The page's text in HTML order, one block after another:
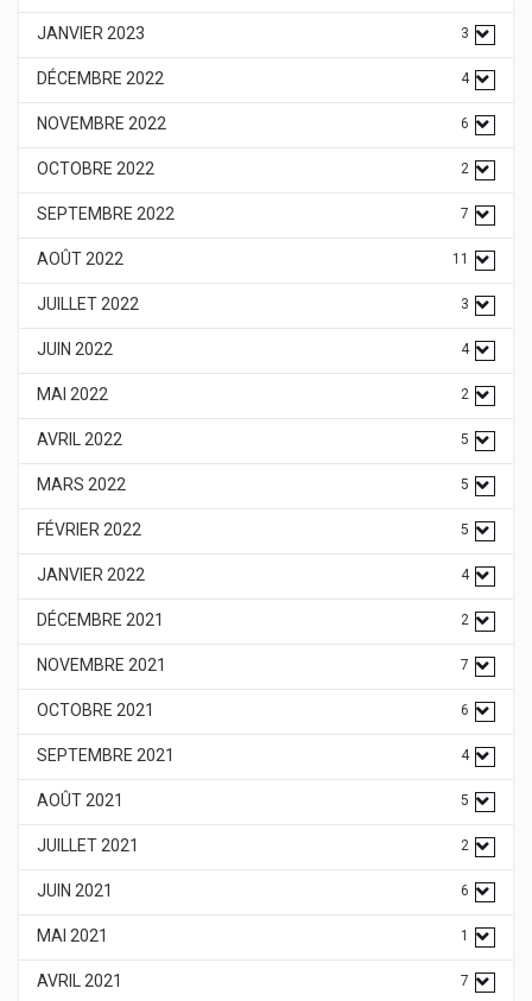
JANVIER 2023 3
DÉCEMBRE 2022 4
NOVEMBRE 2022 6
OCTOBRE 2022 2
SEPTEMBRE 2022 7
AOÛT 2022 11
JUILLET 2022 3
JUIN 2022 4
MAI 2022 2
AVRIL 2022 5
MARS 2022 5
FÉVRIER 2022 5
JANVIER 2022 4
DÉCEMBRE 2021 2
NOVEMBRE 2021 7
OCTOBRE 2021 6
SEPTEMBRE 2021 4
AOÛT 2021 5
JUILLET 2021 2
JUIN 2021 6
MAI 2021 1
AVRIL 2021 7